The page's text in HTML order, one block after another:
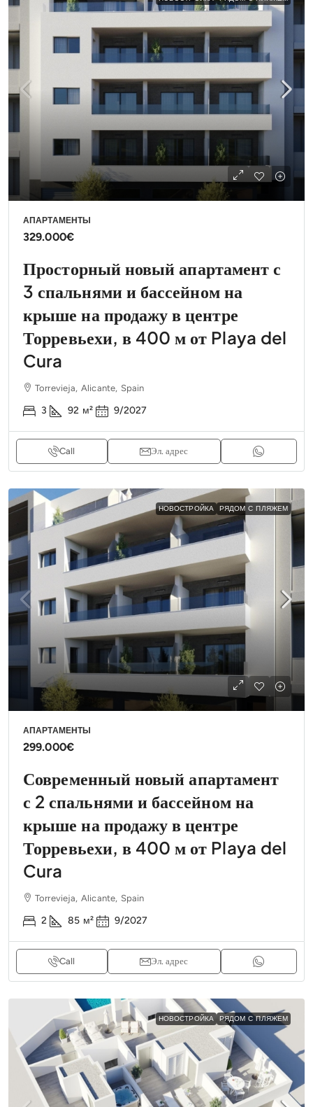
АПАРТАМЕНТЫ
329.000€
Просторный новый апартамент с
3 спальнями и бассейном на
крыше на продажу в центре
Торревьехи, в 400 м от Playa del
Cura
Torrevieja, Alicante, Spain
3 92 м² 9/2027
Call Эл. адрес
НОВОСТРОЙКА РЯДОМ С ПЛЯЖЕМ
АПАРТАМЕНТЫ
299.000€
Современный новый апартамент
с 2 спальнями и бассейном на
крыше на продажу в центре
Торревьехи, в 400 м от Playa del
Cura
Torrevieja, Alicante, Spain
2 85 м² 9/2027
Call Эл. адрес
НОВОСТРОЙКА РЯДОМ С ПЛЯЖЕМ